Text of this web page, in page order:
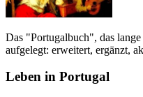
Das "Portugalbuch", das
aufgelegt: erweitert, ergänzt,
Leben in Portugal